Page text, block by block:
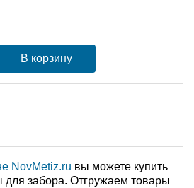
В корзину
NovMetiz.ru вы можете купить
для забора. Отгружаем товары